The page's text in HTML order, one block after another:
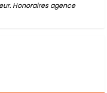
Honoraires agence